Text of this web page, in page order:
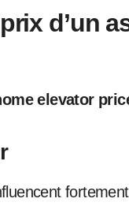
d’un
elevator